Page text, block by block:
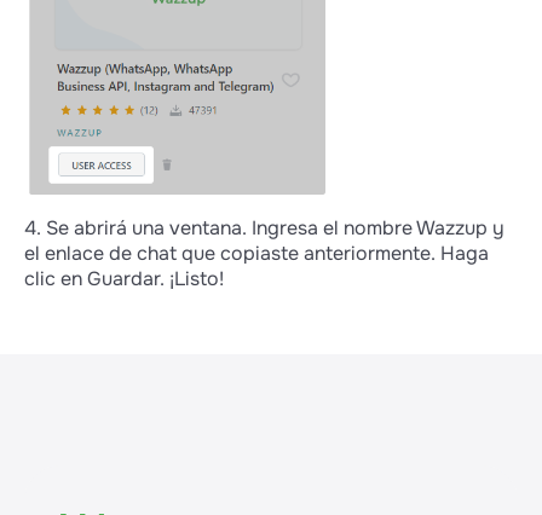
4. Se abrirá una ventana. Ingresa el nombre Wazzup y
el enlace de chat que copiaste anteriormente. Haga
clic en Guardar. ¡Listo!